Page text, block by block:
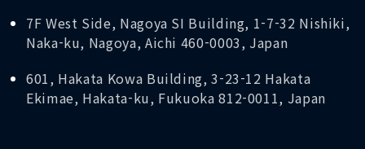
7F West Side, Nagoya SI Building, 1-7-32 Nishiki,
Naka-ku, Nagoya, Aichi 460-0003, Japan
601, Hakata Kowa Building, 3-23-12 Hakata
Ekimae, Hakata-ku, Fukuoka 812-0011, Japan